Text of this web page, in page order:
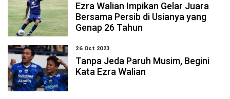
Ezra Walian Impikan Gelar Juara
Bersama Persib di Usianya yang
Genap 26 Tahun
26 Oct 2023
Tanpa Jeda Paruh Musim, Begini
Kata Ezra Walian